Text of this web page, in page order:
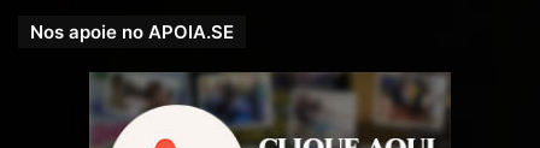
Nos apoie no APOIA.SE